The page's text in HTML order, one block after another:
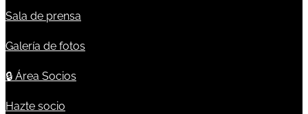
Sala de prensa
Galería de fotos
🔒 Área Socios
Hazte socio